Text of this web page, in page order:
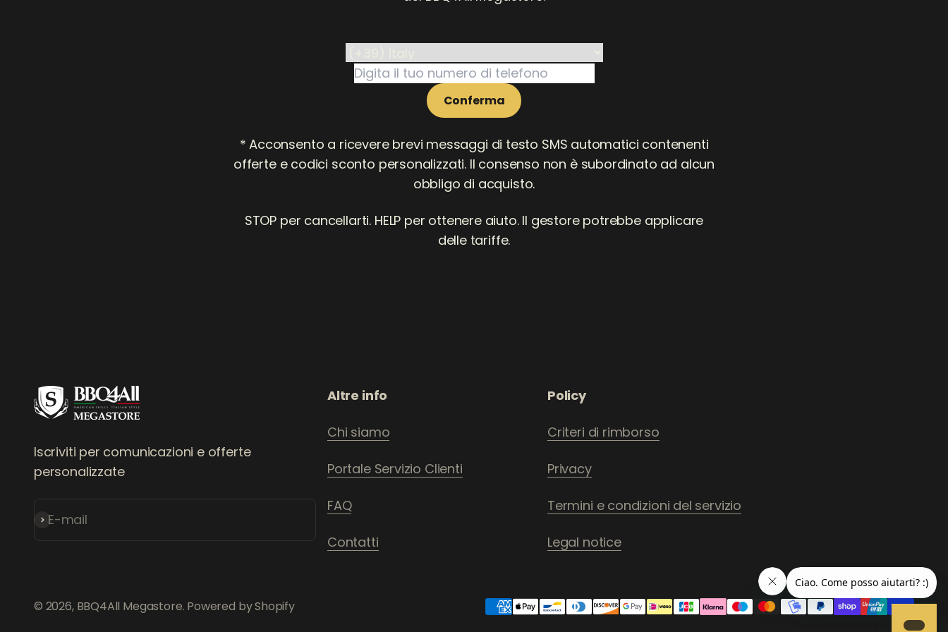
Conferma
* Acconsento a ricevere brevi messaggi di testo SMS automatici contenenti
offerte e codici sconto personalizzati. Il consenso non è subordinato ad alcun
obbligo di acquisto.
STOP per cancellarti. HELP per ottenere aiuto. Il gestore potrebbe applicare
delle tariffe.
Iscriviti per comunicazioni e offerte
personalizzate
E-mail
Iscriviti alla newsletter
Altre info
Chi siamo
Portale Servizio Clienti
FAQ
Contatti
Policy
Criteri di rimborso
Privacy
Termini e condizioni del servizio
Legal notice
© 2026, BBQ4All Megastore. Powered by Shopify